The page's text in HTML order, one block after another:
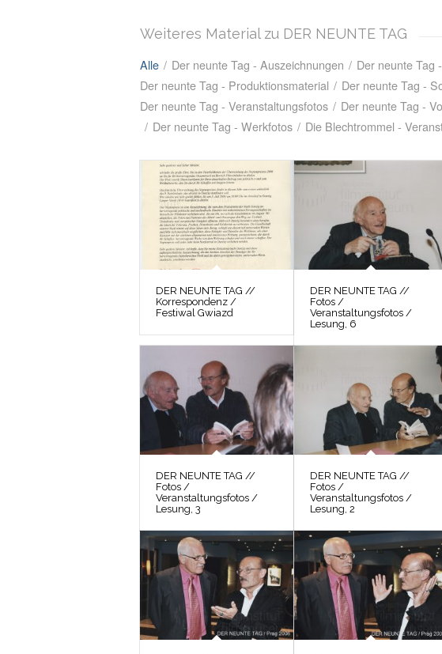
Weiteres Material zu DER NEUNTE TAG
Alle / Der neunte Tag - Auszeichnungen / Der neunte Tag
Der neunte Tag - Produktionsmaterial / Der neunte Tag -
Der neunte Tag - Veranstaltungsfotos / Der neunte Tag -
/ Der neunte Tag - Werkfotos / Die Blechtrommel -
DER NEUNTE TAG //
Korrespondenz /
Festiwal Gwiazd
DER NEUNTE TAG //
Fotos /
Veranstaltungsfotos /
Lesung, 6
DER NEUNTE TAG //
Fotos /
Veranstaltungsfotos /
Lesung, 3
DER NEUNTE TAG //
Fotos /
Veranstaltungsfotos /
Lesung, 2